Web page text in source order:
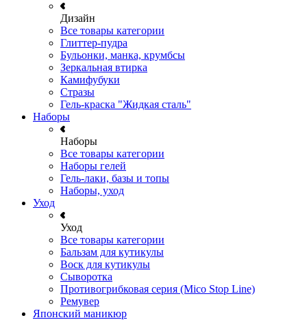
Дизайн
Все товары категории
Глиттер-пудра
Бульонки, манка, крумбсы
Зеркальная втирка
Камифубуки
Стразы
Гель-краска "Жидкая сталь"
Наборы
Наборы
Все товары категории
Наборы гелей
Гель-лаки, базы и топы
Наборы, уход
Уход
Уход
Все товары категории
Бальзам для кутикулы
Воск для кутикулы
Сыворотка
Противогрибковая серия (Mico Stop Line)
Ремувер
Японский маникюр